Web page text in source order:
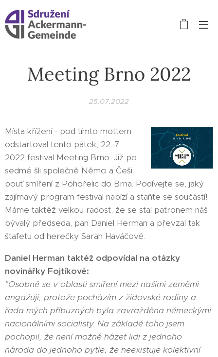
Meeting Brno 2022
25.07.2022
Místa křížení - pod tímto mottem
odstartoval tento pátek, 22. 7.
2022 festival Meeting Brno. Již po
sedmé šli společně Němci a Češi
pouť smíření z Pohořelic do Brna. Podívejte se, jaký
zajímavý program festival nabízí a staňte se součástí!
Máme taktéž velkou radost, že se stal patronem náš
bývalý předseda, pan Daniel Herman a převzal tak
štafetu od herečky Sarah Haváčové.
Daniel Herman taktéž odpovídal na otázky
novinářky Fojtíkové:
"Osobně se v oblasti smíření mezi našimi zeměmi
angažuji, protože pocházím z židovské rodiny a
řada mých příbuzných byla zavražděna německými
nacionálními socialisty. Na základě toho jsem
pochopil, že není možné házet lidi z jednoho
národa do jednoho pytle, že neexistuje kolektivní